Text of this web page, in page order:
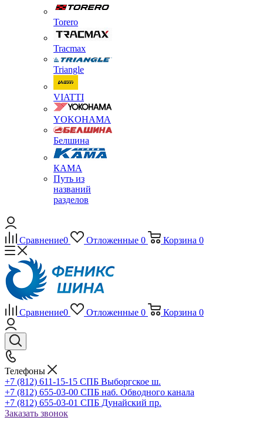
Torero
Tracmax
Triangle
VIATTI
YOKOHAMA
Белшина
КАМА
Путь из
названий
разделов
Сравнение0 Отложенные 0 Корзина 0
Сравнение0 Отложенные 0 Корзина 0
Телефоны
+7 (812) 611-15-15 СПБ Выборгское ш.
+7 (812) 655-03-00 СПБ наб. Обводного канала
+7 (812) 655-03-01 СПБ Дунайский пр.
Заказать звонок